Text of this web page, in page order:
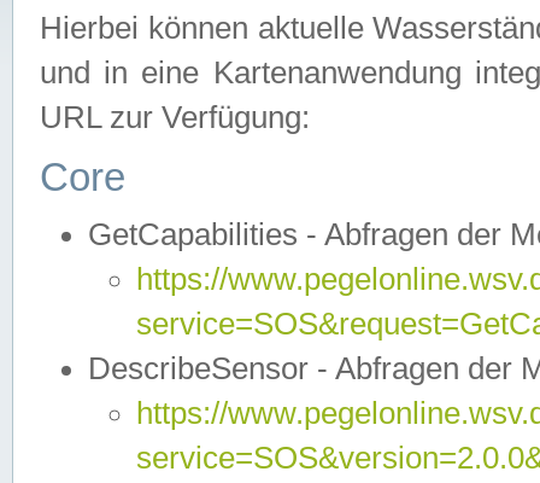
Hierbei können aktuelle
und in eine Kartenanwendung
URL zur Verfügung:
Core
GetCapabilities - Abfragen der
https://
DescribeSensor - Abfragen der
https://